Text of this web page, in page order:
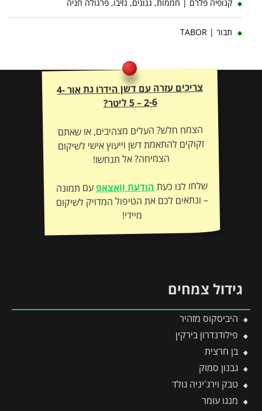
קנופיה פלרם | חממות, גגונים, גזיבו, פרגולה חניה
תבור | TABOR
צריכים עזרה עם דשן הידרו גת אור 4-
2-6 – 5 ליטר?
הצמח חלש? העלים מצהיבים, או שאתם
זקוקים להתאמת דשן וייעוץ אישי לשיקום
הצמיחה? אל תנחשו!
שלחו לנו כעתהודעת וואצאפעם תמונה
– ונתאים לכם את הטיפול המדויק לשיקום
מיידי!
גידול צמחים
היביסקוס מזהיר
פילודנדרון בירקין
בן חרצית
גבנון סמוק
טבק וירג'יניה גולד
מנגו עומר